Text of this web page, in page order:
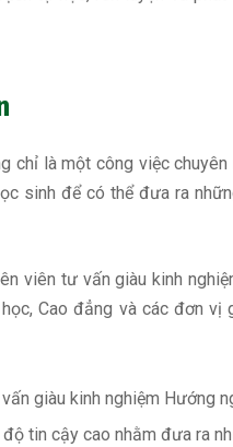
chỉ là một công việc
sinh để có thể đưa ra
viên tư vấn giàu kinh
Cao đẳng và các đơn
giàu kinh nghiệm Hướng
tin cậy cao nhằm đưa ra